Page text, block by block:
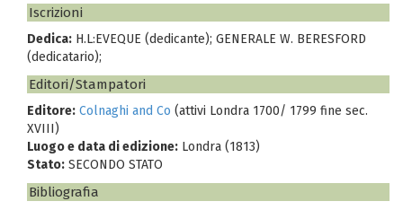
Iscrizioni
Dedica: H.L:EVEQUE (dedicante); GENERALE W. BERESFORD
(dedicatario);
Editori/Stampatori
Editore: Colnaghi and Co (attivi Londra 1700/ 1799 fine sec.
XVIII)
Luogo e data di edizione: Londra (1813)
Stato: SECONDO STATO
Bibliografia